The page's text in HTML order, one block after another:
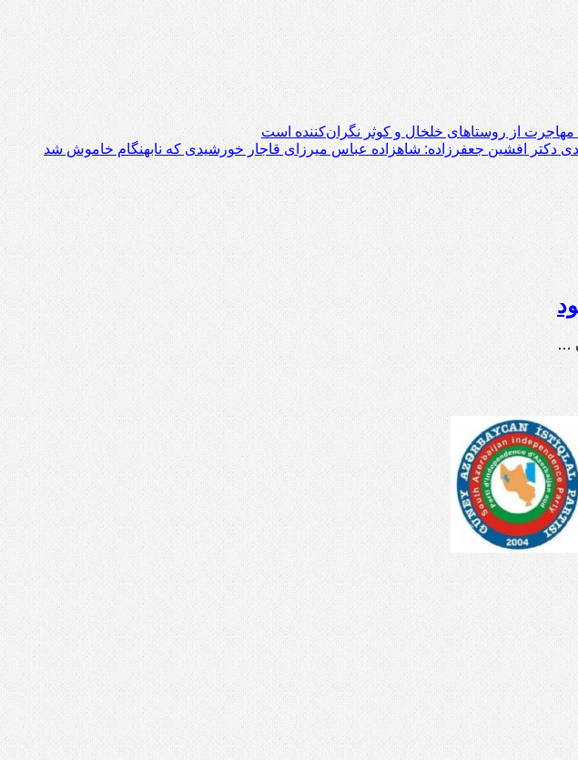
مهاجرت از روستاهای خلخال و کوثر نگران‌کننده است
دکتر افشین جعفرزاده: شاهزاده عباس میرزای قاجار خورشیدی که نابهنگام خاموش شد
…